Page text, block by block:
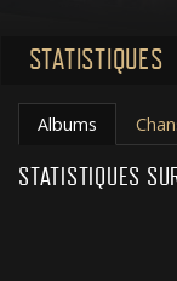
STATISTIQUES
Albums
STATISTIQUES